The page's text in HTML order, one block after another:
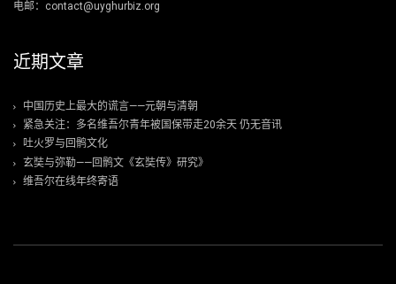
电邮：contact@uyghurbiz.org
近期文章
中国历史上最大的谎言——元朝与清朝
紧急关注：多名维吾尔青年被国保带走20余天 仍无音讯
吐火罗与回鹘文化
玄奘与弥勒——回鹘文《玄奘传》研究》
维吾尔在线年终寄语